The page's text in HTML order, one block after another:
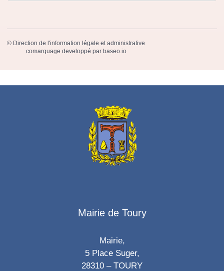
© Direction de l'information légale et administrative
comarquage developpé par baseo.io
Mairie de Toury
Mairie,
5 Place Suger,
28310 – TOURY